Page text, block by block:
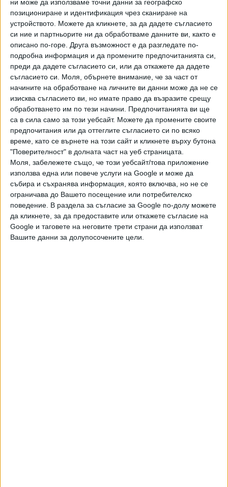
ни може да използваме точни данни за географско
позициониране и идентификация чрез сканиране на
устройството. Можете да кликнете, за да дадете съгласието
си ние и партньорите ни да обработваме данните ви, както е
описано по-горе. Друга възможност е да разгледате по-
подробна информация и да промените предпочитанията си,
преди да дадете съгласието си, или да откажете да дадете
съгласието си. Моля, обърнете внимание, че за част от
начините на обработване на личните ви данни може да не се
изисква съгласието ви, но имате право да възразите срещу
обработването им по тези начини. Предпочитанията ви ще
са в сила само за този уебсайт. Можете да промените своите
предпочитания или да оттеглите съгласието си по всяко
време, като се върнете на този сайт и кликнете върху бутона
"Поверителност" в долната част на уеб страницата.
Моля, забележете също, че този уебсайт/това приложение
използва една или повече услуги на Google и може да
събира и съхранява информация, която включва, но не се
ограничава до Вашето посещение или потребителско
поведение. В раздела за съгласие за Google по-долу можете
да кликнете, за да предоставите или откажете съгласие на
Google и таговете на неговите трети страни да използват
Вашите данни за долупосочените цели.
българската прокуратура за предприетите стъпки.
Убедена съм, че това е пътят, по който ще се докаже,
че тези обвинения са абсурдни. Ще напомня, че в
българския парламент дадох своето съгласие за
свалянето на своя имунитет. Смятам, че това е в
интерес случаят да бъде решен максимално бързо",
допълни Йончева.
Предстои парламентарната правна комисия в
Европарламента да разгледа искането. Тя може да
поиска всякаква информация или обяснения по казуса,
които прецени за необходими. Засегнатият евродепутат
получава възможност да бъде изслушан и може да
представи всякакви документи или други писмени
доказателства в своя полза.
НЕЯСНОТИ
Според държавното обвинение Йончева през 2012 г. е
направила общо дружество с офшорка от Британските
Вирджински острови, която е внесла по сметките на